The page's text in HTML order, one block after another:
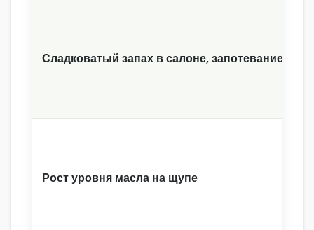
Сладковатый запах в салоне, запотевание
Рост уровня масла на щупе